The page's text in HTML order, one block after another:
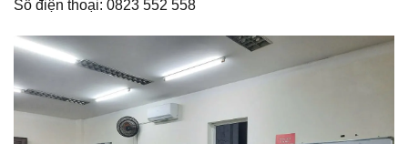
Số điện thoại: 0823 552 558